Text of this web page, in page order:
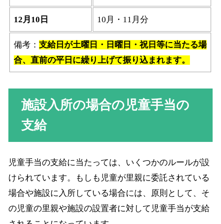
12月10日 10月・11月分
備考：支給日が土曜日・日曜日・祝日等に当たる場
合、直前の平日に繰り上げて振り込まれます。
施設入所の場合の児童手当の
支給
児童手当の支給に当たっては、いくつかのルールが設
けられています。もしも児童が里親に委託されている
場合や施設に入所している場合には、原則として、そ
の児童の里親や施設の設置者に対して児童手当が支給